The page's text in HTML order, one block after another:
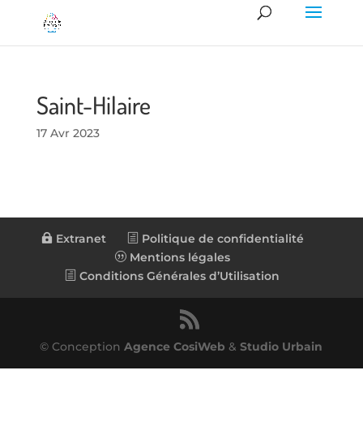
Saint-Hilaire
17 Avr 2023
Extranet
Politique de confidentialité
Mentions légales
Conditions Générales d’Utilisation
© ConceptionAgence CosiWeb &Studio Urbain